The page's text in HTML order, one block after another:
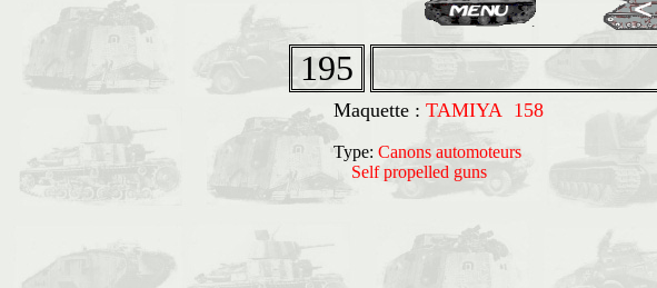
195
Maquette : TAMIYA 158
Type: Canons automoteurs
Self propelled guns